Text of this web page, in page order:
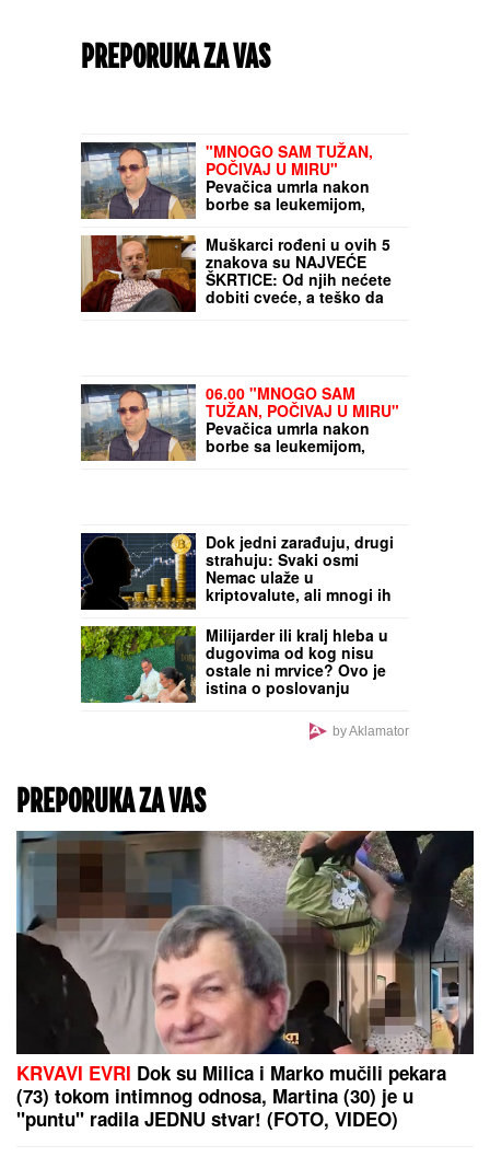
PREPORUKA ZA VAS
"MNOGO SAM TUŽAN,
POČIVAJ U MIRU"
Pevačica umrla nakon
borbe sa leukemijom,
dobiti cveće, a teško da
će vam i KAFU PLATITI
06.00 "MNOGO SAM
TUŽAN, POČIVAJ U MIRU"
Pevačica umrla nakon
borbe sa leukemijom,
imala transplantaciju
koštane srži, pa se stanje
pogoršalo: Emir
Habibović se oprostio